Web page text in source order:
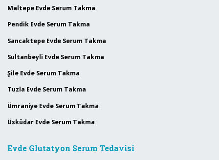
Maltepe Evde Serum Takma
Pendik Evde Serum Takma
Sancaktepe Evde Serum Takma
Sultanbeyli Evde Serum Takma
Şile Evde Serum Takma
Tuzla Evde Serum Takma
Ümraniye Evde Serum Takma
Üsküdar Evde Serum Takma
Evde Glutatyon Serum Tedavisi